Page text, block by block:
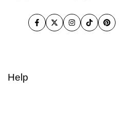
Facebook
TwitterInstagram
TikTokPinterest
Help